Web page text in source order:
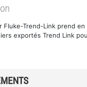
Fluke-Trend-Link prend
exportés Trend Link